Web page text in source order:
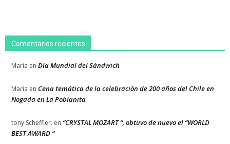
Comentarios recientes
Maria en Día Mundial del Sándwich
Maria en Cena temática de la celebración de 200 años del Chile en
Nogada en La Poblanita
tony Scheffler. en “CRYSTAL MOZART “, obtuvo de nuevo el “WORLD
BEST AWARD “